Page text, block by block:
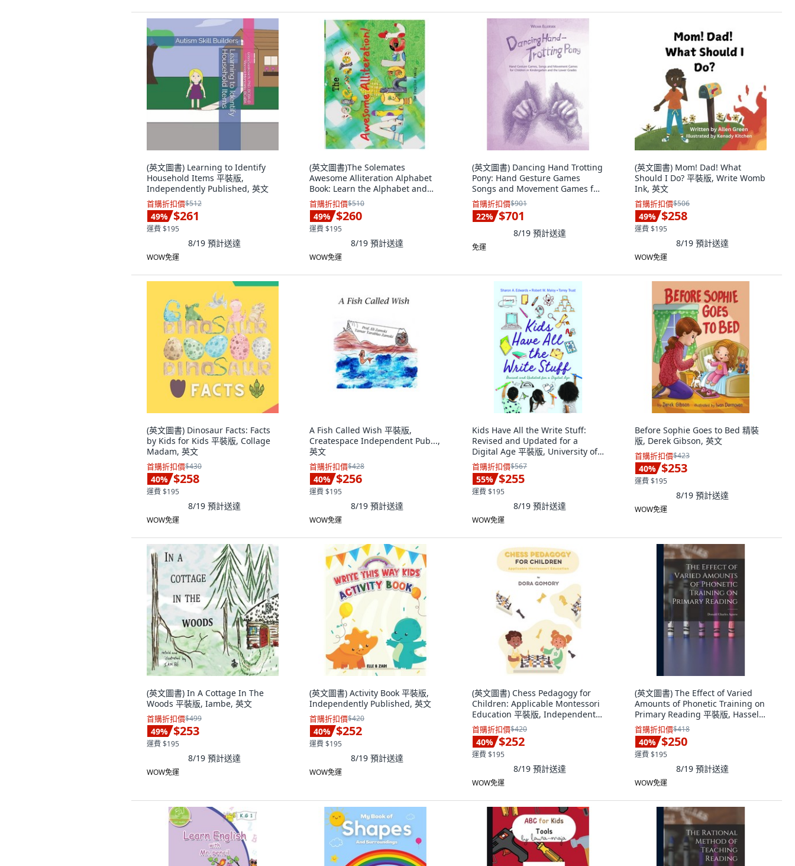
(英文圖書) Learning to Identify
Household Items 平裝版,
Independently Published, 英文
首購折扣價$512
49% $261
運費 $195
8/19 預計送達
WOW免運
(英文圖書)The Solemates
Awesome Alliteration Alphabet
Book: Learn the Alphabet and
build v... 平裝版, Independently
Published, 英文
首購折扣價$510
49% $260
運費 $195
8/19 預計送達
WOW免運
(英文圖書) Dancing Hand Trotting
Pony: Hand Gesture Games
Songs and Movement Games for
Children in Kin... 平裝版, Waldorf
Early Childhood Ass..., 英文
首購折扣價$901
22% $701
8/19 預計送達
免運
(英文圖書) Mom! Dad! What
Should I Do? 平裝版, Write Womb
Ink, 英文
首購折扣價$506
49% $258
運費 $195
8/19 預計送達
WOW免運
(英文圖書) Dinosaur Facts: Facts
by Kids for Kids 平裝版, Collage
Madam, 英文
首購折扣價$430
40% $258
運費 $195
8/19 預計送達
WOW免運
A Fish Called Wish 平裝版,
Createspace Independent Pub...,
英文
首購折扣價$428
40% $256
運費 $195
8/19 預計送達
WOW免運
Kids Have All the Write Stuff:
Revised and Updated for a
Digital Age 平裝版, University of
Massachusetts Press, 英文
首購折扣價$567
55% $255
運費 $195
8/19 預計送達
WOW免運
Before Sophie Goes to Bed 精裝
版, Derek Gibson, 英文
首購折扣價$423
40% $253
運費 $195
8/19 預計送達
WOW免運
(英文圖書) In A Cottage In The
Woods 平裝版, Iambe, 英文
首購折扣價$499
49% $253
運費 $195
8/19 預計送達
WOW免運
(英文圖書) Activity Book 平裝版,
Independently Published, 英文
首購折扣價$420
40% $252
運費 $195
8/19 預計送達
WOW免運
(英文圖書) Chess Pedagogy for
Children: Applicable Montessori
Education 平裝版, Independently
Published, 英文
首購折扣價$420
40% $252
運費 $195
8/19 預計送達
WOW免運
(英文圖書) The Effect of Varied
Amounts of Phonetic Training on
Primary Reading 平裝版, Hassell
Street Press, 英文
首購折扣價$418
40% $250
運費 $195
8/19 預計送達
WOW免運